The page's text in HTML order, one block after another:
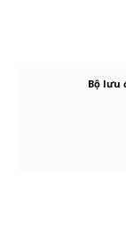
Bộ lưu